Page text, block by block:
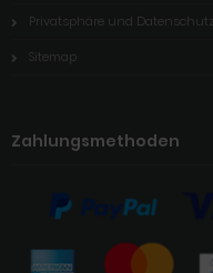
Privatsphäre und Datenschutz
Sitemap
Zahlungsmethoden